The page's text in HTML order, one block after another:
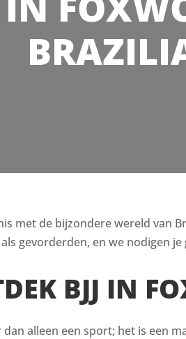
met de bijzondere wereld van
gevorderden, en we nodigen
BJJ IN
dan alleen een sport; het is een